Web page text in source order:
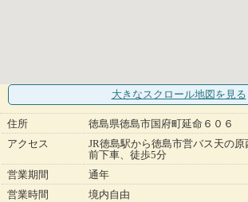
大きなスクロール地図 を見る
住所
徳島県徳島市国府町延命６０６
アクセス
JR徳島駅から徳島市営バス天の
前下車、徒歩5分
営業期間
通年
営業時間
境内自由